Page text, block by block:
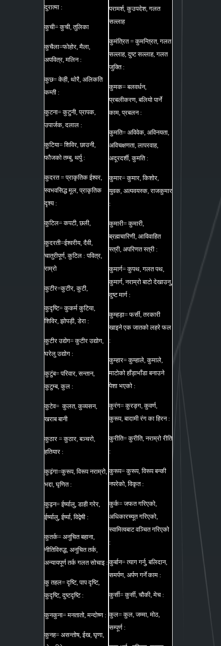
दुरात्मा :
कुची= कुची, तुलिका
कुचैला=फोहोर, मैला,
अपवित्र, मलिन :
कुछ= केही, थोरै, अलिकति
कम्ती :
कुटना= कुटुनी, प्रापक,
उपार्जक, दलाल :
कुटिया= शिविर, छाउनी,
फौजको तम्बु, थर्पु :
कुदरत = प्राकृतिक ईश्वर,
स्वभवसिद्ध मूल, प्राकृतिक
दृश्य :
कुटिल= कपटी, छली,
कुदरती=ईश्वरीय, दैवी,
चातुरीपूर्ण, कुटिल : पवित्र,
राम्रो
कुटीर=कुटीर, कुटी,
कुदृष्टि= कुकर्म कुटिया,
शिविर, झोपड़ी, डेरा :
कुटीर उद्येग= कुटीर उद्योग,
घरेलु उद्योग :
कुटुंब= परिवार, सन्तान,
कुटुम्ब, कुल :
कुटेव= कुलत, कुव्यसन,
खराब बानी
कुठार = कुठार, बञ्चरो,
हतियार :
कुढ़ंगा=कुरूप, विरूप नराम्रो,
भद्दा, घृणित :
कुढ़न= ईर्ष्यालु, डाही गरेर,
ईर्ष्यालु, ईर्ष्या, विद्वेषी :
कुतर्क= अनुचित बहाना,
नीतिविरुद्ध, अनुचित तर्क,
अन्यायपूर्ण तर्क गलत सोचाइ :
कु तहल= दृष्टि, पाप दृष्टि,
कुदृष्टि, दुष्टदृष्टि :
कुनकुना= मनतातो, मन्दोष्ण :
कुनह= असन्तोष, ईख, घृणा,
परामर्श, कुउपदेश, गलत
सल्लाह
कुमंत्रित = कुमन्त्रित, गलत
सल्लाह, दुष्ट सल्लाह, गलत
जुक्ति :
कुमक= बलवर्धन,
प्रबलीकरण, बलियो पार्ने
काम, प्रबलन :
कुमति= अविवेक, अविनयता,
अविचक्षणता, लापरवाह,
अदूरदर्शी, कुमति :
कुमार= कुमार, किशोर,
युवक, अल्पवयस्क, राजकुमार
:
कुमारी= कुमारी,
ब्रह्मचारिणी, आविवाहित
स्त्री, अपरिणत स्त्री :
कुमार्ग= कुपथ, गलत पथ,
कुमार्ग, नराम्रो बाटो देखाउनु,
दुष्ट मार्ग :
कुम्हड़ा= फर्सी, तरकारी
खाइने एक जातको लहरे फल
:
कुम्हार= कुम्हाले, कुमाले,
माटोको हाँड़ाभाँडा बनाउने
पेशा भएको :
कुरंग= कुरङ्ग, कुवर्ण,
कुरूप, बादामी रंग का हिरन :
कुरीति= कुरीति, नराम्रो रीति
:
कुरूप= कुरूप, विरूप बन्की
नपरेको, विकृत :
कुर्क= जफत गरिएको,
अधिकारच्यूत गरिएको,
स्वामित्वबाट वञ्चित गरिएको
:
कुर्बान= त्याग गर्नु, बलिदान,
समर्पण, अर्पण गर्ने काम :
कुर्सी= कुर्सी, चौकी, मेच :
कुल= कुल, जम्मा, मोठ,
सम्पूर्ण :